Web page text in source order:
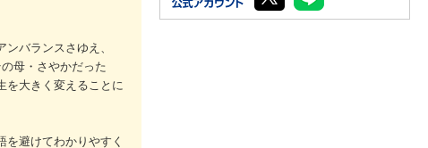
バランスさゆえ、
母・さやかだった
を大きく変えることに
避けてわかりやすく